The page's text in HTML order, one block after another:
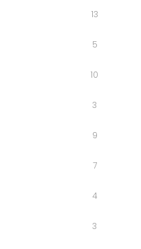
13
5
10
3
9
7
4
3